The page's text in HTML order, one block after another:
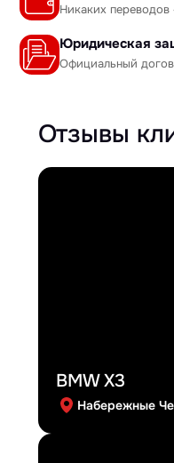
Никаких переводов
Юридическая
Официальный
Отзывы
BMW X3
Набережные